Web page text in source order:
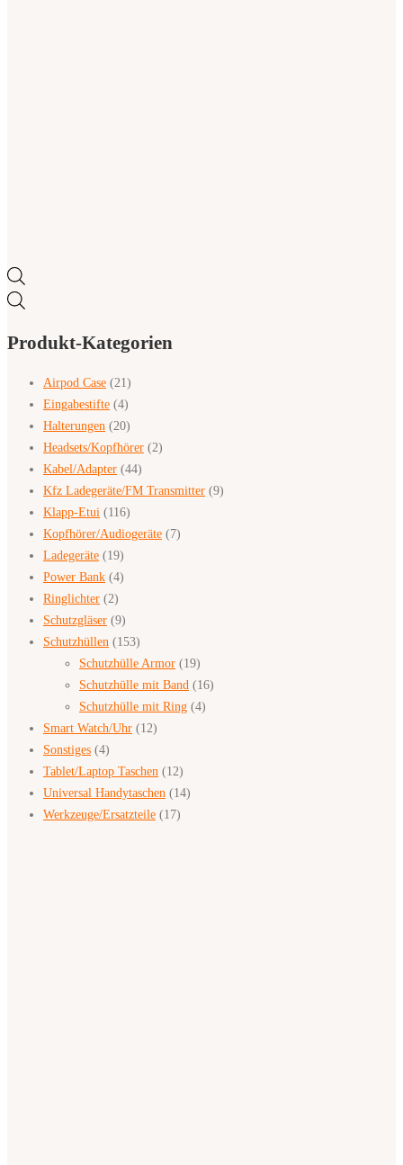
Produkt-Kategorien
Airpod Case (21)
Eingabestifte (4)
Halterungen (20)
Headsets/Kopfhörer (2)
Kabel/Adapter (44)
Kfz Ladegeräte/FM Transmitter (9)
Klapp-Etui (116)
Kopfhörer/Audiogeräte (7)
Ladegeräte (19)
Power Bank (4)
Ringlichter (2)
Schutzgläser (9)
Schutzhüllen (153)
Schutzhülle Armor (19)
Schutzhülle mit Band (16)
Schutzhülle mit Ring (4)
Smart Watch/Uhr (12)
Sonstiges (4)
Tablet/Laptop Taschen (12)
Universal Handytaschen (14)
Werkzeuge/Ersatzteile (17)